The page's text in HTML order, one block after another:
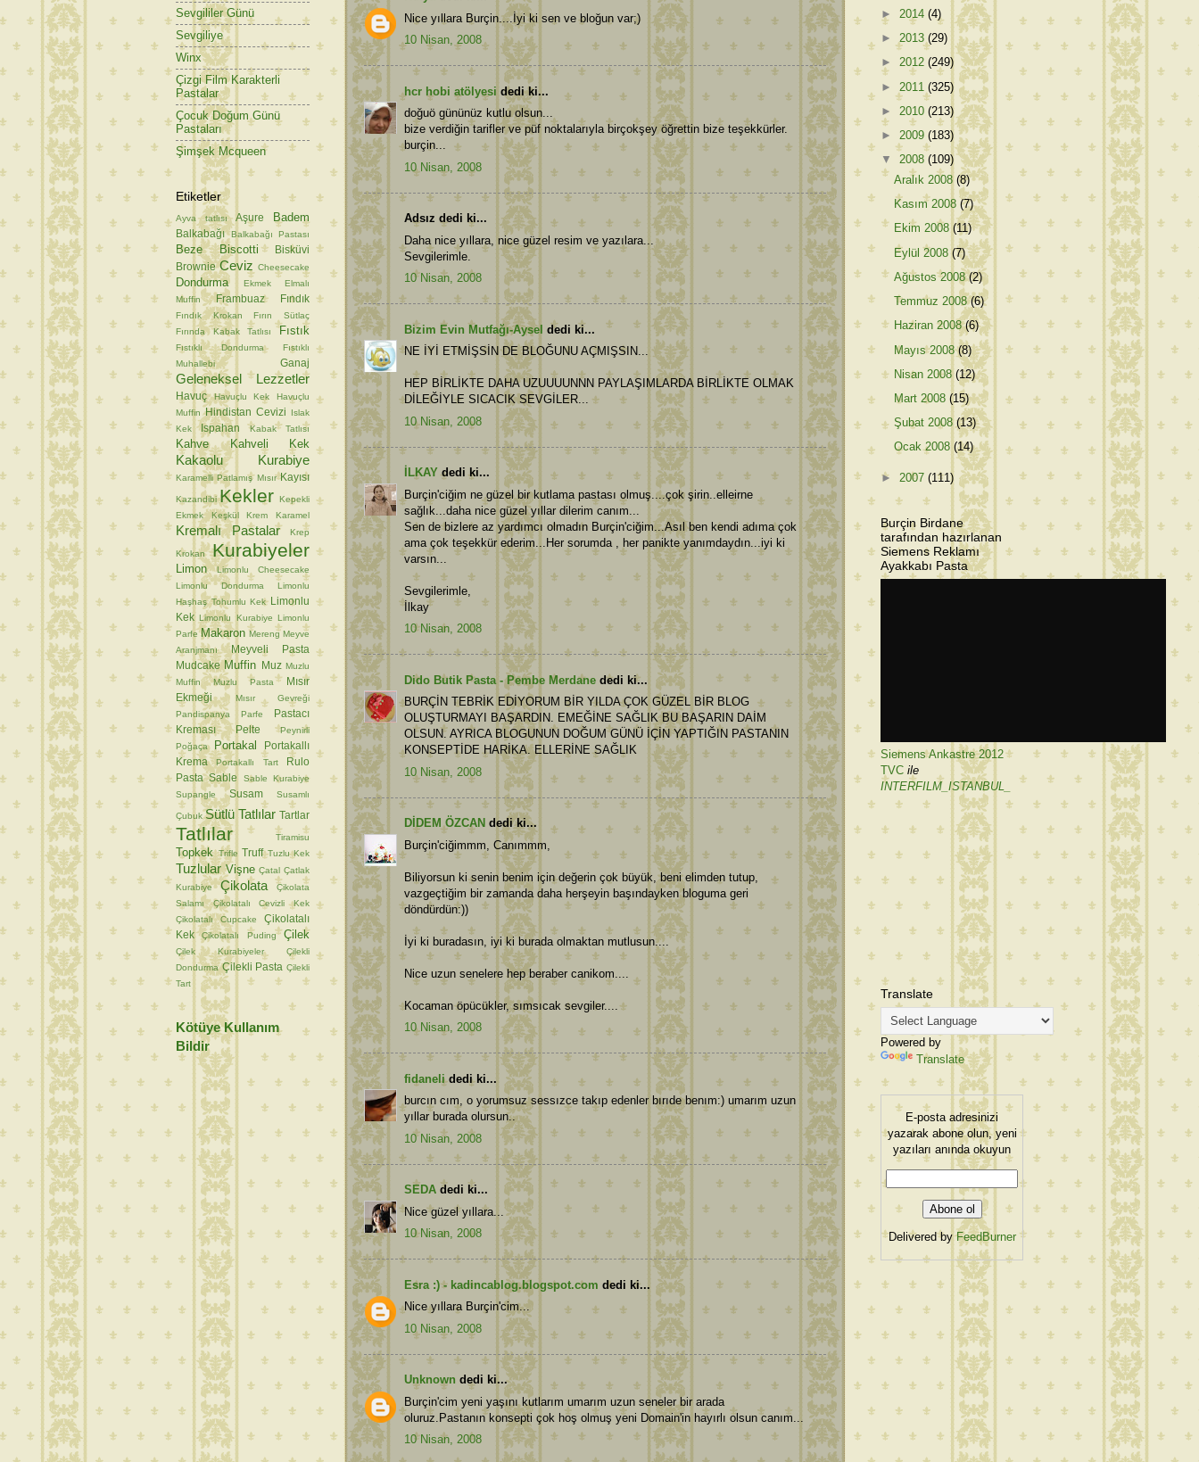
Nice yıllara Burçin....İyi ki sen ve bloğun var;)
10 Nisan, 2008
hcr hobi atölyesi dedi ki...
doğuö gününüz kutlu olsun...
bize verdiğin tarifler ve püf noktalarıyla birçokşey öğrettin bize teşekkürler.
burçin...
10 Nisan, 2008
Adsız dedi ki...
Daha nice yıllara, nice güzel resim ve yazılara...
Sevgilerimle.
10 Nisan, 2008
Bizim Evin Mutfağı-Aysel dedi ki...
NE İYİ ETMİŞSİN DE BLOĞUNU AÇMIŞSIN...
HEP BİRLİKTE DAHA UZUUUUNNN PAYLAŞIMLARDA BİRLİKTE OLMAK
DİLEĞİYLE SICACIK SEVGİLER...
10 Nisan, 2008
İLKAY dedi ki...
Burçin'ciğim ne güzel bir kutlama pastası olmuş....çok şirin..elleirne
sağlık...daha nice güzel yıllar dilerim canım...
Sen de bizlere az yardımcı olmadın Burçin'ciğim...Asıl ben kendi adıma çok
ama çok teşekkür ederim...Her sorumda , her panikte yanımdaydın...iyi ki
varsın...
Sevgilerimle,
İlkay
10 Nisan, 2008
Dido Butik Pasta - Pembe Merdane dedi ki...
BURÇİN TEBRİK EDİYORUM BİR YILDA ÇOK GÜZEL BİR BLOG
OLUŞTURMAYI BAŞARDIN. EMEĞİNE SAĞLIK BU BAŞARIN DAİM
OLSUN. AYRICA BLOGUNUN DOĞUM GÜNÜ İÇİN YAPTIĞIN PASTANIN
KONSEPTİDE HARİKA. ELLERİNE SAĞLIK
10 Nisan, 2008
DİDEM ÖZCAN dedi ki...
Burçin'ciğimmm, Canımmm,
Biliyorsun ki senin benim için değerin çok büyük, beni elimden tutup,
vazgeçtiğim bir zamanda daha herşeyin başındayken bloguma geri
döndürdün:))
İyi ki buradasın, iyi ki burada olmaktan mutlusun....
Nice uzun senelere hep beraber canikom....
Kocaman öpücükler, sımsıcak sevgiler....
10 Nisan, 2008
fidanelidedi ki...
burcın cım, o yorumsuz sessızce takıp edenler bırıde benım:) umarım uzun
yıllar burada olursun..
10 Nisan, 2008
SEDA dedi ki...
Nice güzel yıllara...
10 Nisan, 2008
Esra :) - kadincablog.blogspot.com dedi ki...
Nice yıllara Burçin'cim...
10 Nisan, 2008
Unknown dedi ki...
Burçin'cim yeni yaşını kutlarım umarım uzun seneler bir arada
oluruz.Pastanın konsepti çok hoş olmuş yeni Domain'in hayırlı olsun canım...
10 Nisan, 2008
Sevgililer Günü
Sevgiliye
Winx
Çizgi Film Karakterli
Pastalar
Çocuk Doğum Günü
Pastaları
Şimşek Mcqueen
Etiketler
Ayva tatlısı Aşure Badem
Balkabağı Balkabağı Pastası
Beze Biscotti
Bisküvi
Brownie Ceviz Cheesecake
Dondurma Ekmek
Elmalı
Muffin
Frambuaz Fındık
Fındık Krokan
Fırın Sütlaç
Fırında Kabak Tatlısı
Fıstık
Fıstıklı Dondurma
Fıstıklı
Muhallebi
Ganaj
Geleneksel Lezzetler
Havuç Havuçlu Kek
Havuçlu
Muffin Hindistan Cevizi
Islak
Kek
Ispahan Kabak Tatlısı
Kahve Kahveli Kek
Kakaolu Kurabiye
Karamelli Patlamış Mısır Kayısı
Kazandibi Kekler Kepekli
Ekmek
Keşkül Krem Karamel
Kremalı Pastalar Krep
Krokan Kurabiyeler
Limon
Limonlu Cheesecake
Limonlu Dondurma
Limonlu
Haşhaş Tohumlu Kek
Limonlu
Kek Limonlu Kurabiye Limonlu
Parfe Makaron Mereng Meyve
Aranjmanı
Meyveli Pasta
Mudcake Muffin Muz Muzlu
Muffin
Muzlu Pasta
Mısır
Ekmeği
Mısır Gevreği
Pandispanya
Parfe
Pastacı
Kreması
Pelte
Peynirli
Poğaça
Portakal
Portakallı
Krema
Portakallı Tart
Rulo
Pasta Sable
Sable Kurabiye
Supangle
Susam Susamlı
Çubuk Sütlü Tatlılar Tartlar
Tatlılar Tiramisu
Topkek Trifle Truff Tuzlu Kek
Tuzlular Vişne Çatal Çatlak
Kurabiye
Çikolata
Çikolata
Salamı
Çikolatalı Cevizli Kek
Çikolatalı Cupcake
Çikolatalı
Kek
Çikolatalı Puding Çilek
Çilek Kurabiyeler
Çilekli
Dondurma Çilekli Pasta Çilekli
Tart
Kötüye Kullanım
Bildir
► 2014 (4)
► 2013 (29)
► 2012 (249)
► 2011 (325)
► 2010 (213)
► 2009 (183)
▼ 2008 (109)
Aralık 2008(8)
Kasım 2008(7)
Ekim 2008(11)
Eylül 2008(7)
Ağustos 2008(2)
Temmuz 2008(6)
Haziran 2008(6)
Mayıs 2008(8)
Nisan 2008(12)
Mart 2008(15)
Şubat 2008(13)
Ocak 2008(14)
► 2007 (111)
Burçin Birdane
tarafından hazırlanan
Siemens Reklamı
Ayakkabı Pasta
Siemens Ankastre 2012
TVC ile
INTERFILM_ISTANBUL_
Translate
Powered by
Translate
E-posta adresinizi
yazarak abone olun, yeni
yazıları anında okuyun
Delivered byFeedBurner